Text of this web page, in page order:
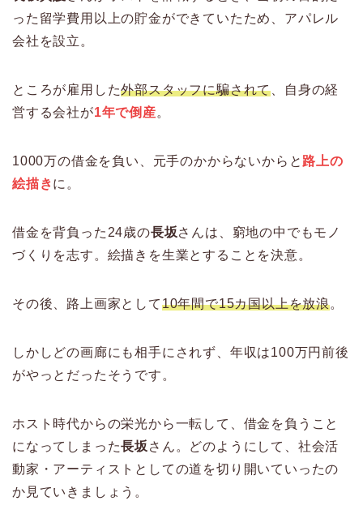
った留学費用以上の貯金ができていたため、アパレル
会社を設立。
ところが雇用した外部スタッフに騙されて 、自身の経
営する会社が1年で倒産。
1000万の借金を負い、元手のかからないからと 路上の
絵描きに。
借金を背負った24歳の長坂さんは、窮地の中でもモノ
づくりを志す。絵描きを生業とすることを決意。
その後、路上画家として10年間で15カ国以上を放浪。
しかしどの画廊にも相手にされず、年収は100万円前後
がやっとだったそうです。
ホスト時代からの栄光から一転して、借金を負うこと
になってしまった長坂 さん。どのようにして、社会活
動家・アーティストとしての道を切り開いていったの
か見ていきましょう。